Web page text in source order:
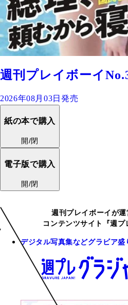
週刊プレイボーイ
2026年08月03日発売
紙の本で購入
開/閉
電子版で購入
開/閉
週刊プレイボーイが
コンテンツサイト『週プ
デジタル写真集などグラビア盛